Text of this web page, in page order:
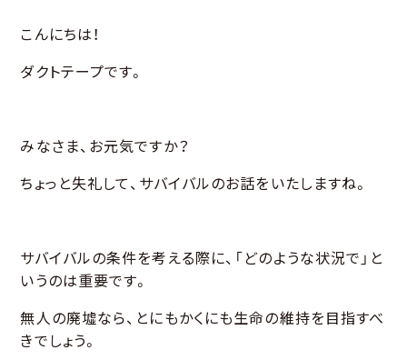
こんにちは！
ダクトテープです。
みなさま、お元気ですか？
ちょっと失礼して、サバイバルのお話をいたしますね。
サバイバルの条件を考える際に、「どのような状況で」と
いうのは重要です。
無人の廃墟なら、とにもかくにも生命の維持を目指すべ
きでしょう。